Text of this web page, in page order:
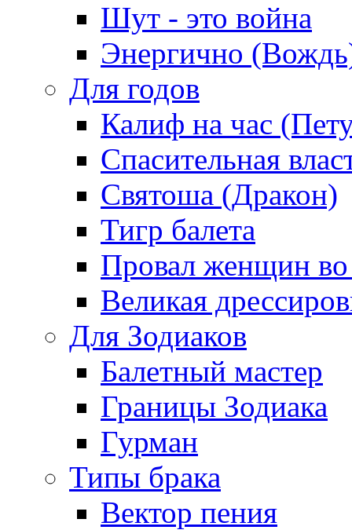
Шут - это война
Энергично
Для годов
Калиф на час
Спасительная
Святоша (Дракон)
Тигр балета
Провал женщин во
Великая
Для Зодиаков
Балетный мастер
Границы Зодиака
Гурман
Типы брака
Вектор пения